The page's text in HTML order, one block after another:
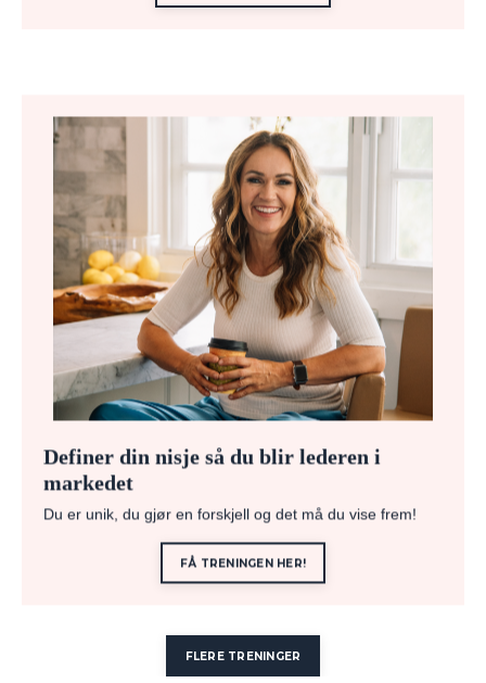
Definer din nisje så du blir lederen i
markedet
Du er unik, du gjør en forskjell og det må du vise frem!
FÅ TRENINGEN HER!
FLERE TRENINGER